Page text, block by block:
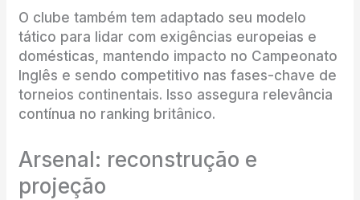
O clube também tem adaptado seu modelo
tático para lidar com exigências europeias e
domésticas, mantendo impacto no Campeonato
Inglês e sendo competitivo nas fases-chave de
torneios continentais. Isso assegura relevância
contínua no ranking britânico.
Arsenal: reconstrução e
projeção